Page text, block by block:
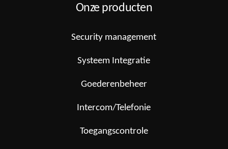
Onze producten
Security management
Systeem Integratie
Goederenbeheer
Intercom/Telefonie
Toegangscontrole